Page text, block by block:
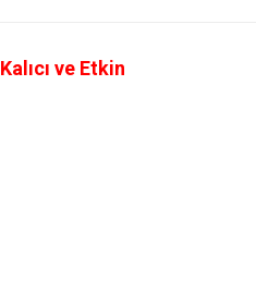
ve Etkin